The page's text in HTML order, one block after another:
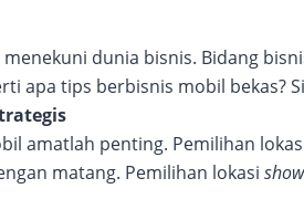
dunia bisnis. Bidang
apa tips berbisnis mobil bekas?
amatlah penting. Pemilihan
matang. Pemilihan lokasi